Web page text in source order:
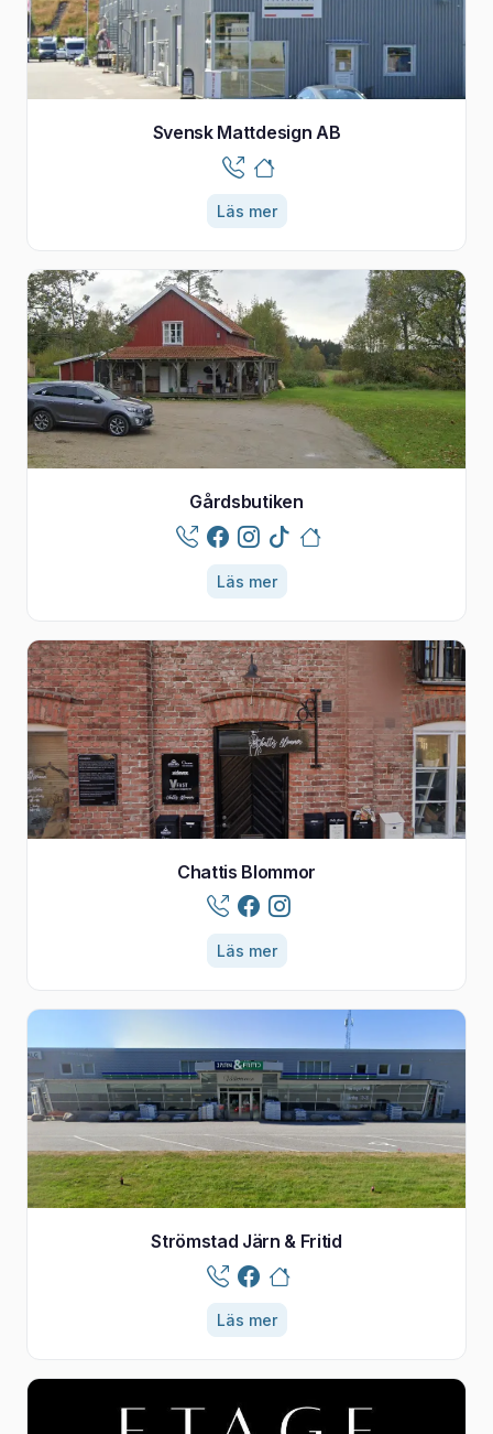
Svensk Mattdesign AB
Läs mer
Gårdsbutiken
Läs mer
Chattis Blommor
Läs mer
Strömstad Järn & Fritid
Läs mer